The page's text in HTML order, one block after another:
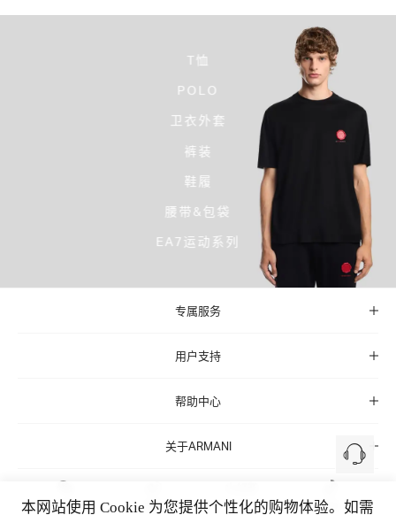
T恤
POLO
卫衣外套
裤装
鞋履
腰带&包袋
EA7运动系列
专属服务
用户支持
帮助中心
关于ARMANI
微信 微博 小红书 抖音
本网站使用 Cookie 为您提供个性化的购物体验。如需